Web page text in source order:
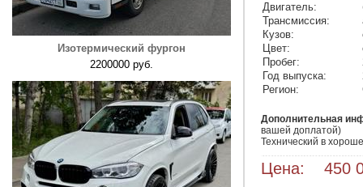
Изотермический фургон
2200000 руб.
Двигатель:
Трансмиссия:
Кузов:
Цвет:
Пробег:
Год выпуска:
Регион:
Дополнительная
вашей доплатой)
Технический в
Цена: 450